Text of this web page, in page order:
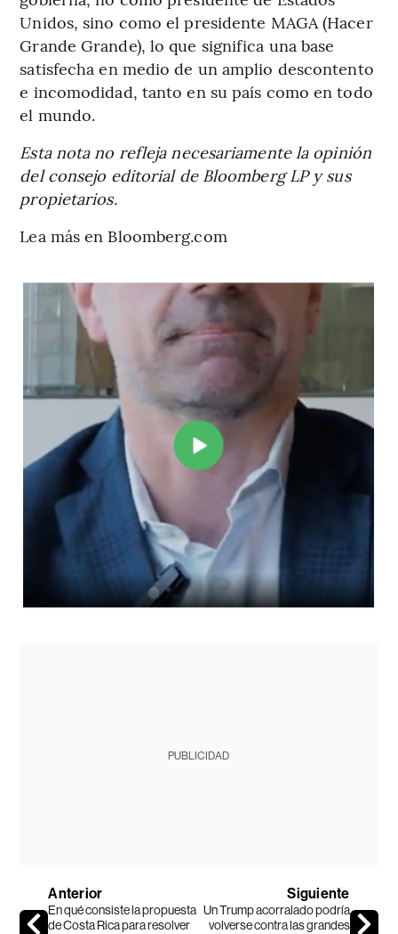
Unidos, sino como el presidente MAGA (Hacer
Grande Grande), lo que significa una base
satisfecha en medio de un amplio descontento
e incomodidad, tanto en su país como en todo
el mundo.
Esta nota no refleja necesariamente la opinión
del consejo editorial de Bloomberg LP y sus
propietarios.
Lea más en Bloomberg.com
PUBLICIDAD
Anterior
En qué consiste la propuesta
de Costa Rica para resolver
Siguiente
Un Trump acorralado podría
volverse contra las grandes